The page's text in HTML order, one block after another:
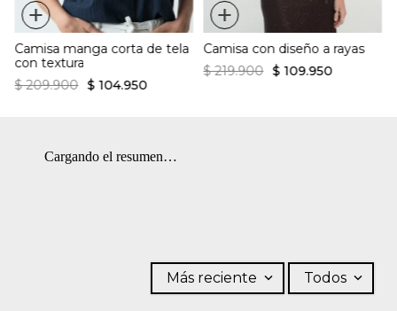
máquina. OTROS: Planchar solo por el revés.
+
Camisa manga corta de tela
con textura
$ 209.900 $ 104.950
+
Camisa con diseño a rayas
$ 219.900 $ 109.950
Cargando el resumen…
Más reciente Todos